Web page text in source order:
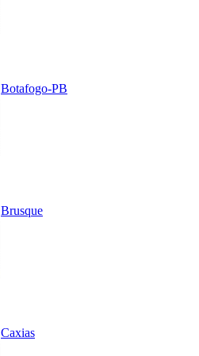
Botafogo-PB
Brusque
Caxias